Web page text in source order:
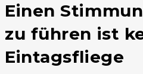
Einen
zu führen ist
Eintagsfliege